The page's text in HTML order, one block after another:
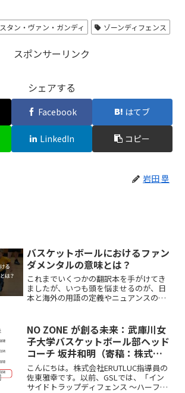
スタン・ヴァン・ガンディ ゾーンディフェンス
スポンサーリンク
シェアする
Facebook はてブ
LinkedIn コピー
岩田 塁
バスケットボールにおけるファン
ダメンタルの意味とは？
これまでいくつかの翻訳本を手がけてき
ましたが、いつも頭を悩ませるのが、日
本と海外の用語の定義やニュアンスの違
スケットボールコーチングプレイブッ
ク』では、ざっと調べてみ...
NO ZONE が創る未来：武庫川女
子大学バスケットボール部ヘッド
コーチ 坂井和明（寄稿：株式会
社ERUTLUC 佐東雅幸氏）
こんにちは。株式会社ERUTLUC指導員の
佐東雅幸です。以前、GSLでは、「イン
サイドトラップディフェンス ～ハーフコ